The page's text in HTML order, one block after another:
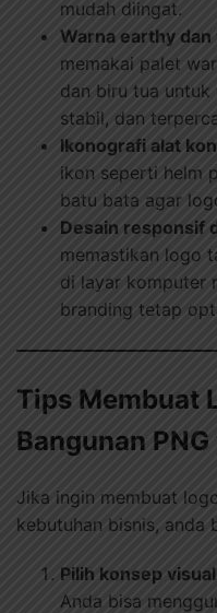
mudah diingat.
Warna earthy
memakai palet
dan biru tua untuk
stabil, dan
Ikonografi alat
ikon seperti helm
batu bata agar
Desain responsif
memastikan logo
di layar komputer
branding tetap
Tips Membuat
Bangunan
Jika ingin membuat
kebutuhan bisnis, anda
Pilih konsep
Anda bisa